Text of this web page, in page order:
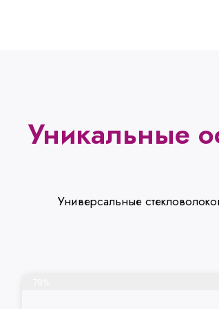
Уникальные
Универсальные